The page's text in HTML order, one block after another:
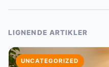
LIGNENDE ARTIKLER
UNCATEGORIZED